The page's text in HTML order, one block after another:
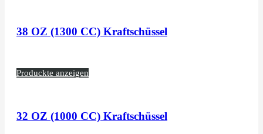
38 OZ (1300 CC) Kraftschüssel
Produckte anzeigen
32 OZ (1000 CC) Kraftschüssel